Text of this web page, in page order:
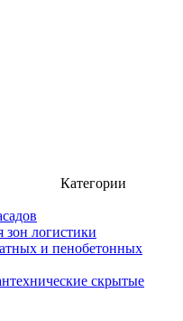
Категории
логистики
и пенобетонных
скрытые